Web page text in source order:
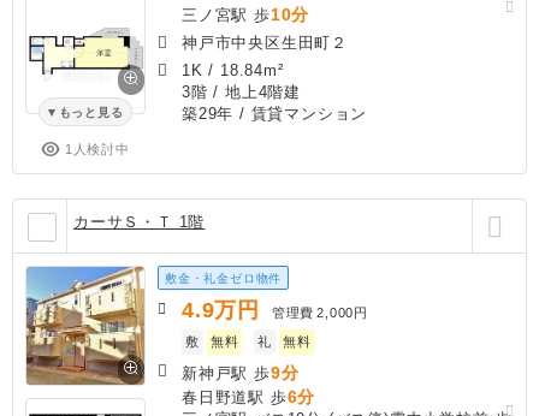
もっと見る
1人検討中
三ノ宮駅 歩10分
神戸市中央区生田町２
1K / 18.84m²
3階 / 地上4階建
築29年 / 賃貸マンション
カーサＳ・Ｔ 1階
敷金・礼金ゼロ物件
4.9万円 管理費 2,000円
敷
無料 礼 無料
新神戸駅 歩9分
春日野道駅 歩6分